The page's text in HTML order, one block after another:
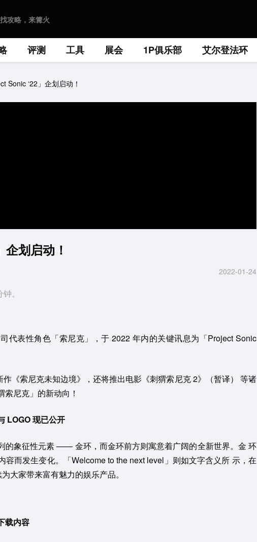
评测 工具 展会 1P俱乐部 艾尔登法环
Sonic ‘22」企划启动！
企划启动！
2022-01-24
。
代表性角色「索尼克」，于 2022 年内的关键讯息为「Project Sonic
《索尼克未知边境》，还将推出电影《刺猬索尼克 2》（暂译） 等诸
尼克」的新动向！
LOGO 现已公开
的象征性元素 —— 金环，而金环前方则寓意着广阔的全新世界。金 环
容而发生变化。「Welcome to the next level」则如文字含义所 示，在
大家带来富有魅力的娱乐产品。
载内容